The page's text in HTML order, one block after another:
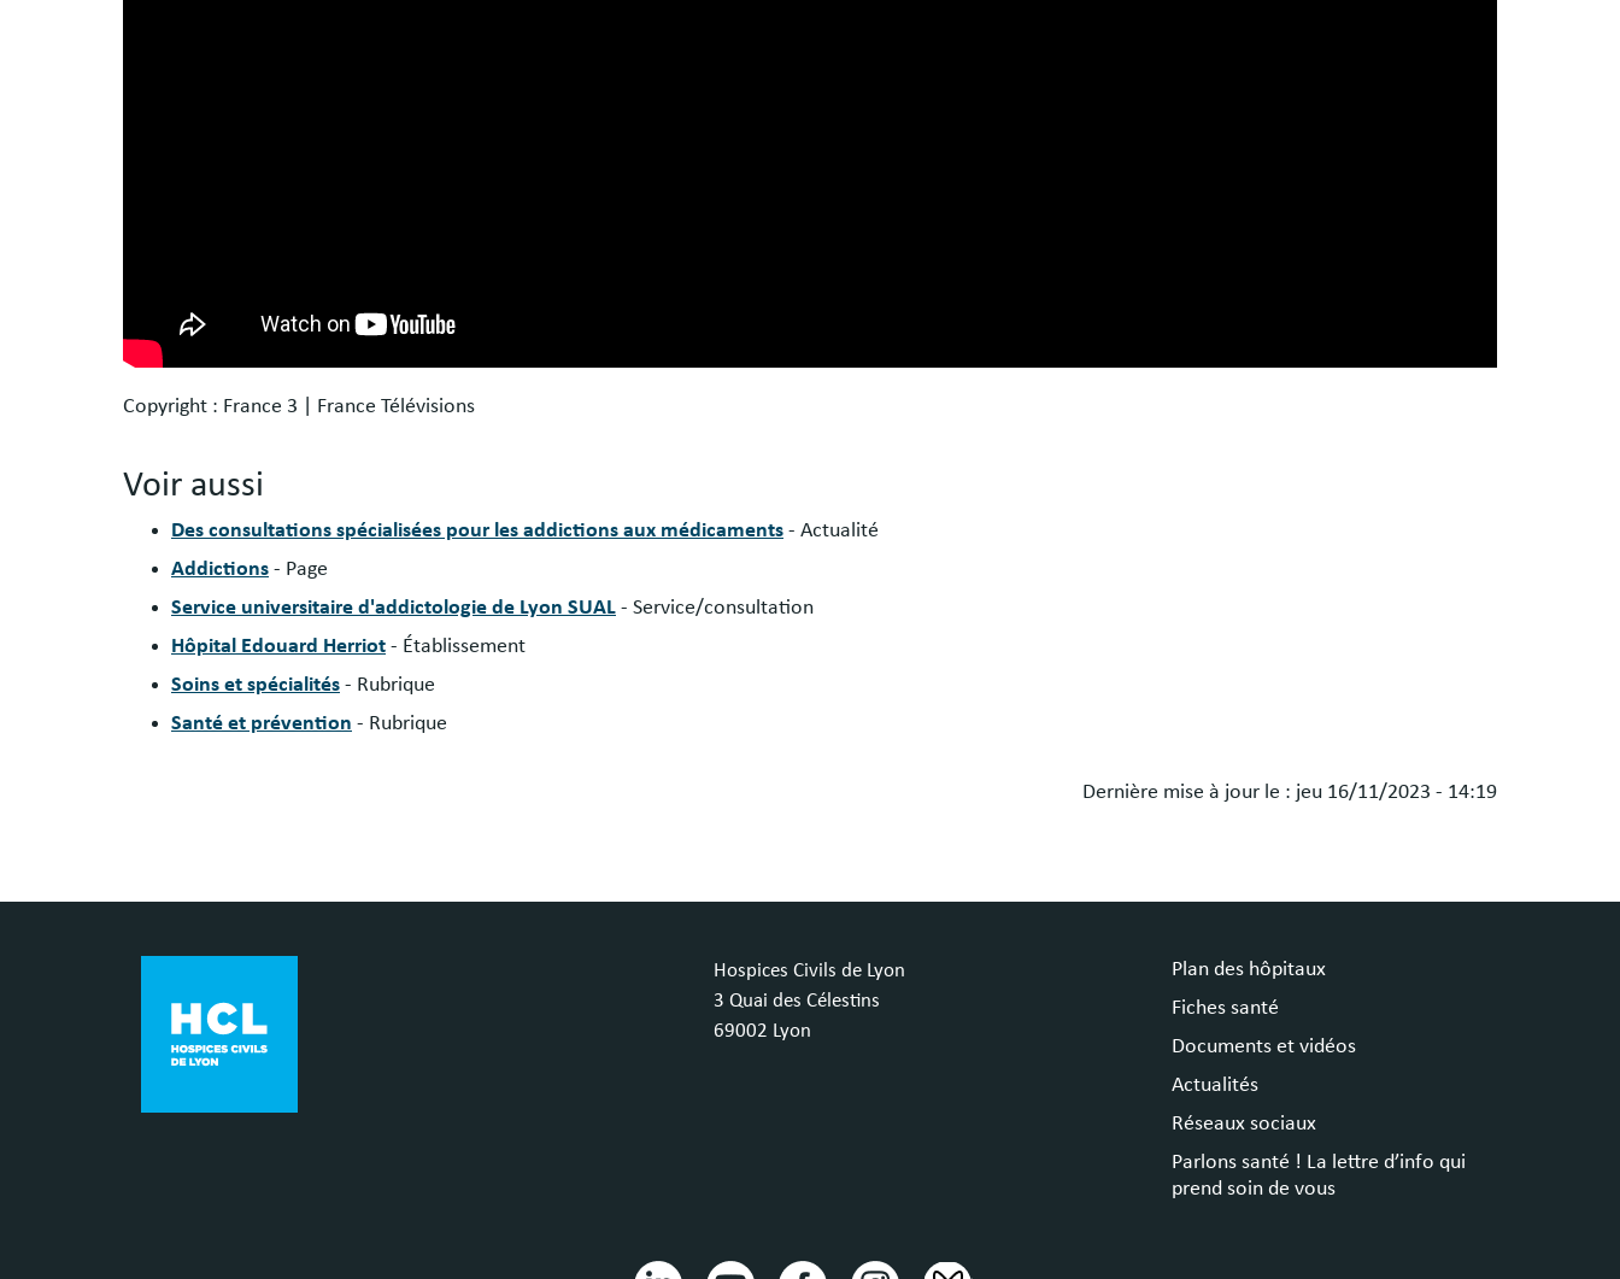
Copyright : France 3 | France Télévisions
Voir aussi
Des consultations spécialisées pour les addictions aux médicaments - Actualité
Addictions - Page
Service universitaire d'addictologie de Lyon SUAL - Service/consultation
Hôpital Edouard Herriot - Établissement
Soins et spécialités - Rubrique
Santé et prévention - Rubrique
Dernière mise à jour le : jeu 16/11/2023 - 14:19
Hospices Civils de Lyon
3 Quai des Célestins
69002 Lyon
Plan des hôpitaux
Fiches santé
Documents et vidéos
Actualités
Réseaux sociaux
Parlons santé ! La lettre d’info qui
prend soin de vous